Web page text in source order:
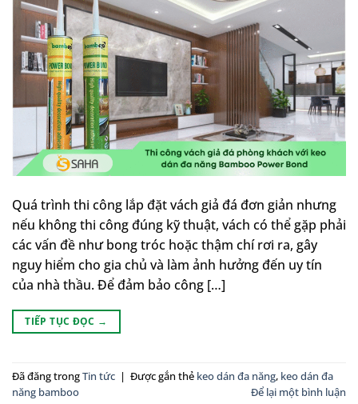
Quá trình thi công lắp đặt vách giả đá đơn giản nhưng
nếu không thi công đúng kỹ thuật, vách có thể gặp phải
các vấn đề như bong tróc hoặc thậm chí rơi ra, gây
nguy hiểm cho gia chủ và làm ảnh hưởng đến uy tín
của nhà thầu. Để đảm bảo công […]
TIẾP TỤC ĐỌC →
Đã đăng trongTin tức | Được gắn thẻ keo dán đa năng, keo dán đa
năng bamboo
Để lại một bình luận